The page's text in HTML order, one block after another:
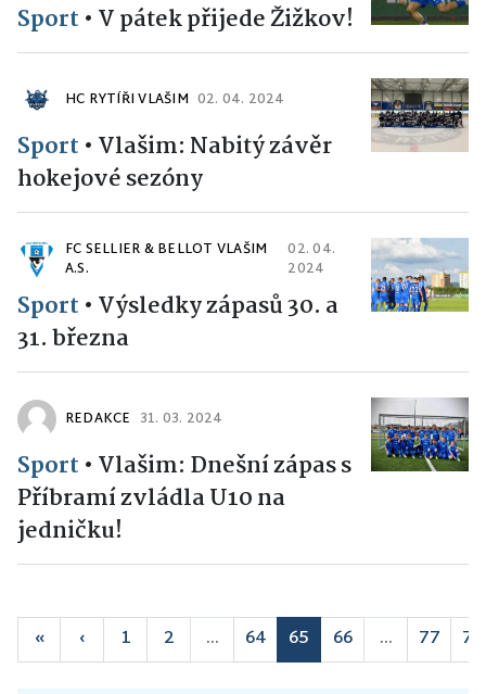
Sport • V pátek přijede Žižkov!
HC RYTÍŘI VLAŠIM 02. 04. 2024
Sport • Vlašim: Nabitý závěr
hokejové sezóny
FC SELLIER & BELLOT VLAŠIM
A.S.
02. 04.
2024
Sport • Výsledky zápasů 30. a
31. března
REDAKCE 31. 03. 2024
Sport • Vlašim: Dnešní zápas s
Příbramí zvládla U10 na
jedničku!
« ‹ 1 2 ... 64 65 66 ... 77 78